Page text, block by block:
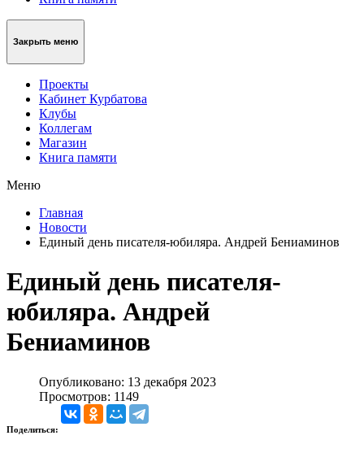
Закрыть меню
Проекты
Кабинет Курбатова
Клубы
Коллегам
Магазин
Книга памяти
Меню
Главная
Новости
Единый день писателя-юбиляра. Андрей Бениаминов
Единый день писателя-
юбиляра. Андрей
Бениаминов
Опубликовано: 13 декабря 2023
Просмотров: 1149
Поделиться: